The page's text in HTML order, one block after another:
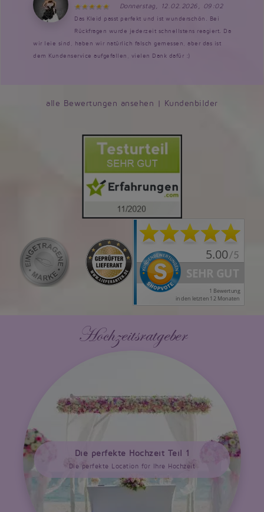
Donnerstag, 12.02.2026, 09:02
Das Kleid passt perfekt und ist wunderschön. Bei
Rückfragen wurde jederzeit schnellstens reagiert. Da
wir leie sind, haben wir natürlich falsch gemessen, aber das ist
dem Kundenservice aufgefallen, vielen Dank dafür :)
alle Bewertungen ansehen | Kundenbilder
Hochzeitsratgeber
Die perfekte Hochzeit Teil 1
Die perfekte Location für Ihre Hochzeit